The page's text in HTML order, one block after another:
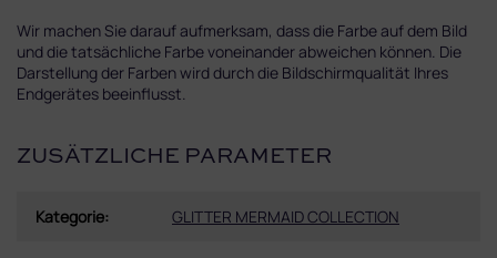
Wir machen Sie darauf aufmerksam, dass die Farbe auf dem Bild
und die tatsächliche Farbe voneinander abweichen können. Die
Darstellung der Farben wird durch die Bildschirmqualität Ihres
Endgerätes beeinflusst.
ZUSÄTZLICHE PARAMETER
Kategorie: GLITTER MERMAID COLLECTION